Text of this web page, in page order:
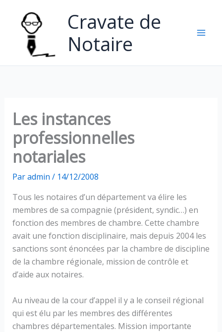
contenu
Cravate de
Notaire
Les instances
professionnelles
notariales
Paradmin / 14/12/2008
Tous les notaires d’un département va élire les
membres de sa compagnie (président, syndic…) en
fonction des membres de chambre. Cette chambre
avait une fonction disciplinaire, mais depuis 2004 les
sanctions sont énoncées par la chambre de discipline
de la chambre régionale, mission de contrôle et
d’aide aux notaires.
Au niveau de la cour d’appel il y a le conseil régional
qui est élu par les membres des différentes
chambres départementales. Mission importante